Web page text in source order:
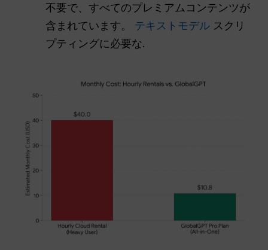
不要で、すべてのプレミアムコンテンツが
含まれています。 テキストモデル スクリ
プティングに必要な.